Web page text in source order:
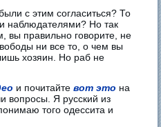
с этим согласиться? То
наблюдателями? Но так
вы правильно говорите, не
ни все то, о чем вы
хозяин. Но раб не
и почитайтевот это на
вопросы. Я русский из
того одессита и